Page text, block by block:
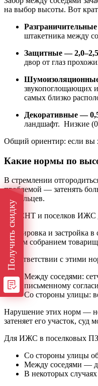
на выбор высоты. Вот
штакетника между
Защитные —
двор от глаз
звукопоглощающих
самых близко
Декоративные —
ландшафт. Низкие
Общий ориентир: если вы
Какие нормы по
В стремлении
проблемой — затенять
владельцев.
Для СНТ и поселков ИЖС
Планировка и застройка
общим собранием
В соответствии с этими
Между соседями:
письменному
Со стороны улицы:
Нарушение этих норм — не
затеняет его участок, суд
Для ИЖС в поселковых ПЗЗ
Со стороны улицы
Между соседями —
В некоторых
Получить скидку